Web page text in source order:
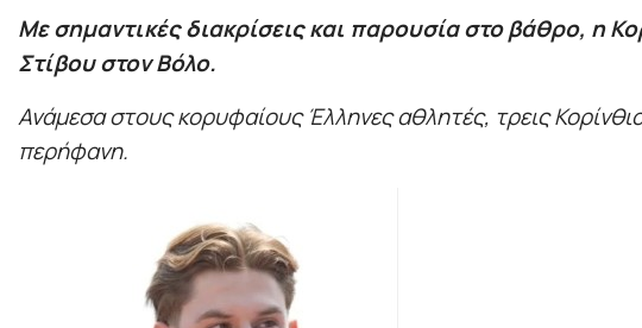
Με σημαντικές διακρίσεις και παρουσία στο βάθρο, η
Στίβου στον Βόλο.
Ανάμεσα στους κορυφαίους Έλληνες αθλητές, τρεις
περήφανη.